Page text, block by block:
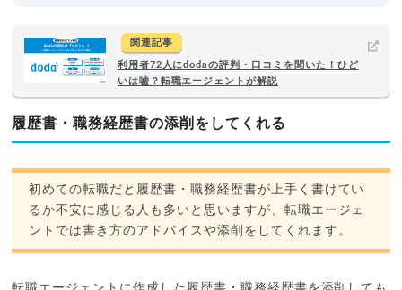
関連記事
利用者72人にdodaの評判・口コミを聞いた！ひど
いは嘘？転職エージェントが解説
履歴書・職務経歴書の添削をしてくれる
初めての転職だと履歴書・職務経歴書が上手く書けてい
るか不安に感じる人も多いと思いますが、転職エージェ
ントでは書き方のアドバイスや添削をしてくれます。